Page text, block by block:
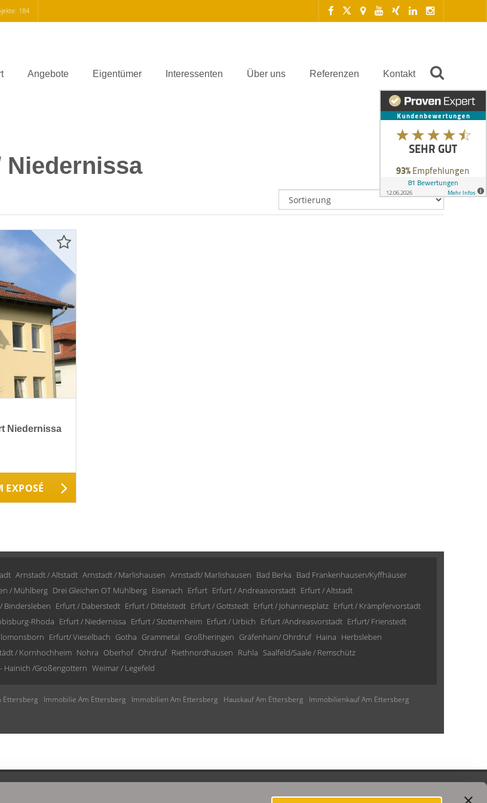
184
Angebote Eigentümer Interessenten Über uns Referenzen Kontakt
Niedernissa
EXPOSÉ
Arnstadt / Altstadt Arnstadt / Marlishausen Arnstadt/ Marlishausen Bad Berka Bad Frankenhausen/Kyffhäuser
/ Mühlberg Drei Gleichen OT Mühlberg Eisenach Erfurt Erfurt / Andreasvorstadt Erfurt / Altstadt
Bindersleben Erfurt / Daberstedt Erfurt / Dittelstedt Erfurt / Gottstedt Erfurt / Johannesplatz Erfurt / Krämpfervorstadt
Rhoda Erfurt / Niedernissa Erfurt / Stotternheim Erfurt / Urbich Erfurt /Andreasvorstadt Erfurt/ Frienstedt
Erfurt/ Vieselbach Gotha Grammetal Großheringen Gräfenhain/ Ohrdruf Haina Herbsleben
/ Kornhochheim Nohra Oberhof Ohrdruf Riethnordhausen Ruhla Saalfeld/Saale / Remschütz
Hainich /Großengottern Weimar / Legefeld
Ettersberg Immobilie Am Ettersberg Immobilien Am Ettersberg Hauskauf Am Ettersberg
Immobilienkauf Am Ettersberg